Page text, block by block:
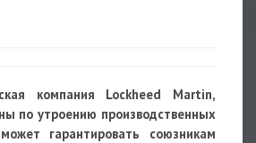
компания Lockheed Martin,
по утроению производственных
гарантировать союзникам